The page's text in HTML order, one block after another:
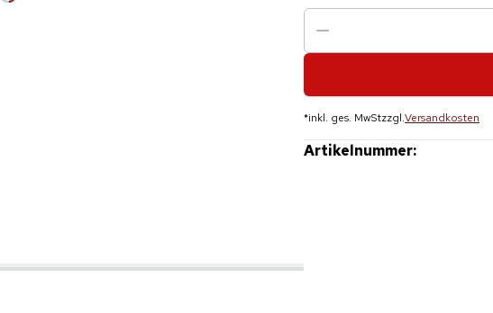
*inkl. ges. MwStzzgl.Versandkosten
Artikelnummer:
übertragen.